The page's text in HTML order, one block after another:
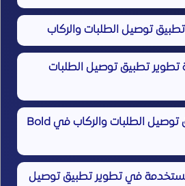
توصيل الطلبات والركاب
تطبيق توصيل الطلبات
تكلفة تطوير تطبيق توصيل الطلبات والركاب في Bold
في تطوير تطبيق توصيل